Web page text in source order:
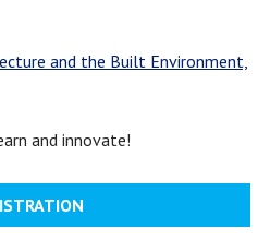
and the Built Environment,
and innovate!